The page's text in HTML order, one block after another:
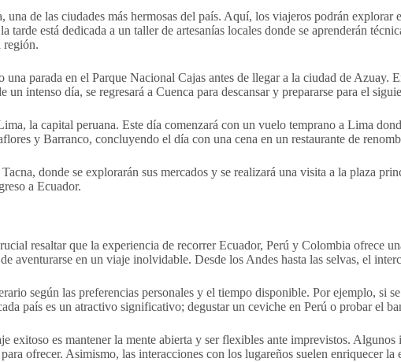
una de las ciudades más hermosas del país. Aquí, los viajeros podrán
tarde está dedicada a un taller de artesanías locales donde se aprenderán
región.
parada en el Parque Nacional Cajas antes de llegar a la ciudad de Azuay.
intenso día, se regresará a Cuenca para descansar y prepararse para el
la capital peruana. Este día comenzará con un vuelo temprano a Lima
y Barranco, concluyendo el día con una cena en un restaurante de
donde se explorarán sus mercados y se realizará una visita a la plaza
a Ecuador.
resaltar que la experiencia de recorrer Ecuador, Perú y Colombia ofrece
aventurarse en un viaje inolvidable. Desde los Andes hasta las selvas, el
según las preferencias personales y el tiempo disponible. Por ejemplo, si
país es un atractivo significativo; degustar un ceviche en Perú o probar el
exitoso es mantener la mente abierta y ser flexibles ante imprevistos.
ofrecer. Asimismo, las interacciones con los lugareños suelen enriquecer